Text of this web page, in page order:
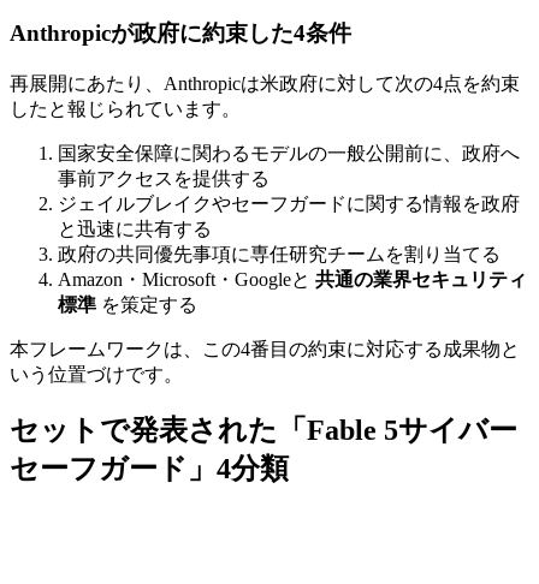
Anthropicが政府に約束した4条件
再展開にあたり、Anthropicは米政府に対して次の4点を約束
したと報じられています。
国家安全保障に関わるモデルの一般公開前に、政府へ
事前アクセスを提供する
ジェイルブレイクやセーフガードに関する情報を政府
と迅速に共有する
政府の共同優先事項に専任研究チームを割り当てる
Amazon・Microsoft・Googleと 共通の業界セキュリティ
標準 を策定する
本フレームワークは、この4番目の約束に対応する成果物と
いう位置づけです。
セットで発表された「Fable 5サイバー
セーフガード」4分類